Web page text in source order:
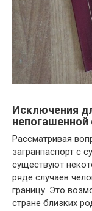
Исключения
Рассматривая
загранпаспорт с
существуют
ряде случаев
границу. Это
стране близких